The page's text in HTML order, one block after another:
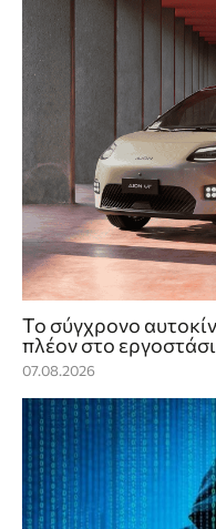
Το σύγχρονο
πλέον στο
07.08.2026